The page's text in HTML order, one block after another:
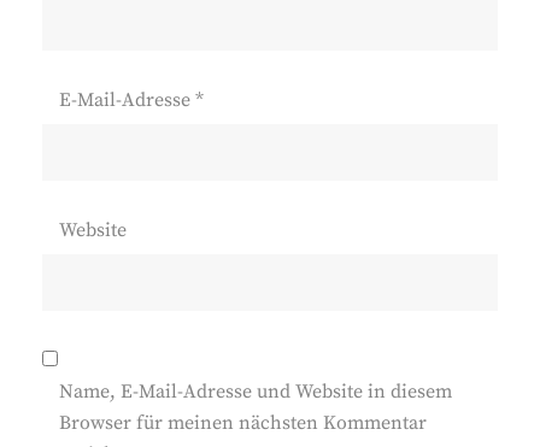
E-Mail-Adresse *
Website
Name, E-Mail-Adresse und Website in diesem
Browser für meinen nächsten Kommentar